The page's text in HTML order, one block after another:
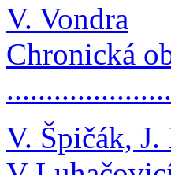
V. Vondra
Chronická
V. Špičák,